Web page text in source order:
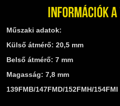
TÖMÍTÉSEK (ROBOGÓ, MOPED,
VÁZ, FUTÓMŰ, SZILENT, SZTENDER
ZÁRAK, GYÚJTÁSKAPCSOLÓK
ÜZEMANYAG ELLÁTÓ RENDSZER
%KÉSZLET KISÖPRÉS%
Információk
Műszaki adatok:
Külső átmérő: 20,5 mm
Belső átmérő: 7 mm
Magasság: 7,8 mm
139FMB/147FMD/152FMH/